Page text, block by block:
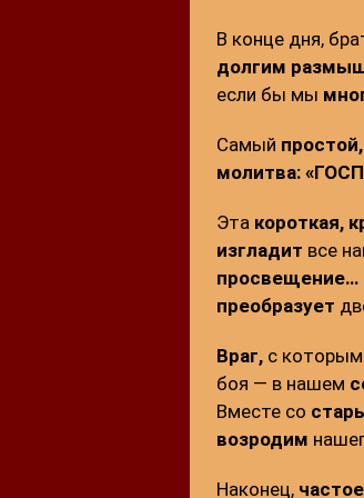
В конце дня,
долгим
если бы мы
Самый
молитва:
Эта короткая,
изгладит все
просвещение…
преобразует
Враг,с которым
боя — в нашем
Вместе со
возродим
Наконец,